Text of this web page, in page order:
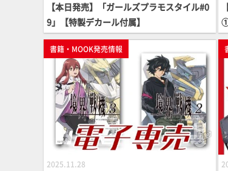
【本日発売】「ガールズプラモスタイル#0
9」【特製デカール付属】
①
書籍・MOOK発売情報
2025.11.28